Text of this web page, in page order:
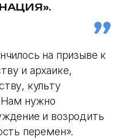
на призыве к
и архаике,
культу
Нам нужно
и возродить
перемен».